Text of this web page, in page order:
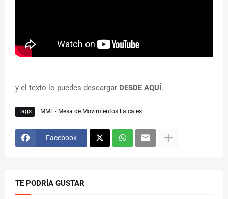
y el texto lo puedes descargar DESDE AQUÍ.
Tags MML - Mesa de Movimientos Laicales
Facebook
TE PODRÍA GUSTAR